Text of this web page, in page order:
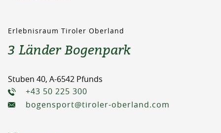
Erlebnisraum Tiroler Oberland
3 Länder Bogenpark
Stuben 40, A-6542 Pfunds
+43 50 225 300
bogensport@tiroler-oberland.com